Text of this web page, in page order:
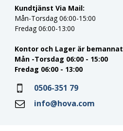
Kundtjänst Via Mail:
Mån-Torsdag 06:00-15:00
Fredag 06:00-13:00
Kontor och Lager är bemannat
Mån -Torsdag 06:00 - 15:00
Fredag 06:00 - 13:00
0506-351 79
info@hova.com